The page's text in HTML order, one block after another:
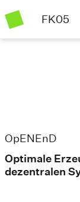
FK05
OpENEnD
Optimale
dezentralen